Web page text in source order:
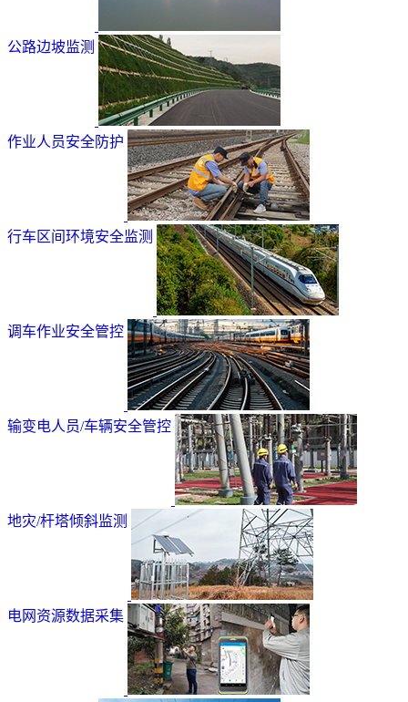
公路边坡监测
作业人员安全防护
行车区间环境安全监测
调车作业安全管控
输变电人员/车辆安全管控
地灾/杆塔倾斜监测
电网资源数据采集